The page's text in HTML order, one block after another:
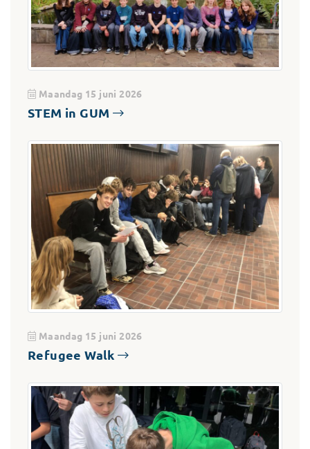
Maandag 15 juni 2026
STEM in GUM
Maandag 15 juni 2026
Refugee Walk